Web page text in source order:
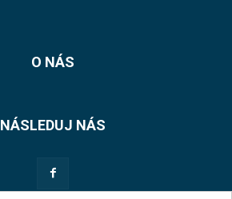
O NÁS
NÁSLEDUJ NÁS